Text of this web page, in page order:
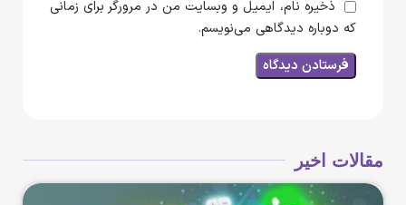
ذخیره نام، ایمیل و وبسایت من در مرورگر برای زمانی
که دوباره دیدگاهی می‌نویسم.
مقالات اخیر